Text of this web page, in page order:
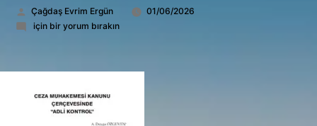
Gönderen:
Çağdaş Evrim Ergün
01/06/2026
81-
için bir yorum bırakın